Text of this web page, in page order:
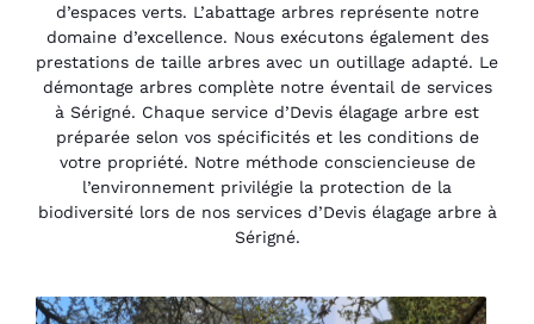
d’espaces verts. L’abattage arbres représente notre
domaine d’excellence. Nous exécutons également des
prestations de taille arbres avec un outillage adapté. Le
démontage arbres complète notre éventail de services
à Sérigné. Chaque service d’Devis élagage arbre est
préparée selon vos spécificités et les conditions de
votre propriété. Notre méthode consciencieuse de
l’environnement privilégie la protection de la
biodiversité lors de nos services d’Devis élagage arbre à
Sérigné.